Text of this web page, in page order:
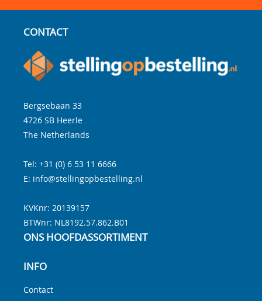
CONTACT
Bergsebaan 33
4726 SB Heerle
The Netherlands
Tel: +31 (0) 6 53 11 6666
E: info@stellingopbestelling.nl
KVKnr: 20139157
BTWnr: NL8192.57.862.B01
ONS HOOFDASSORTIMENT
INFO
Contact